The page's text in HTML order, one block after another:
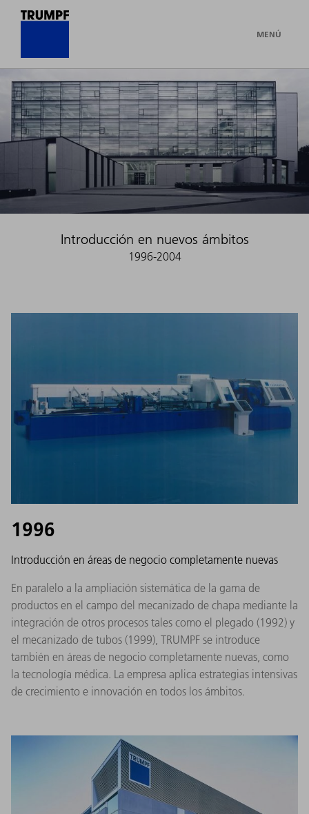
MENÚ
Introducción en nuevos ámbitos
1996-2004
1996
Introducción en áreas de negocio completamente nuevas
En paralelo a la ampliación sistemática de la gama de
productos en el campo del mecanizado de chapa mediante la
integración de otros procesos tales como el plegado (1992) y
el mecanizado de tubos (1999), TRUMPF se introduce
también en áreas de negocio completamente nuevas, como
la tecnología médica. La empresa aplica estrategias intensivas
de crecimiento e innovación en todos los ámbitos.